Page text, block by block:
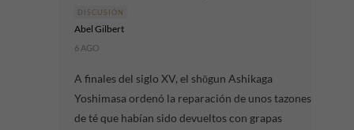
DISCUSIÓN
Abel Gilbert
6 AGO
A finales del siglo XV, el shōgun Ashikaga
Yoshimasa ordenó la reparación de unos tazones
de té que habían sido devueltos con grapas